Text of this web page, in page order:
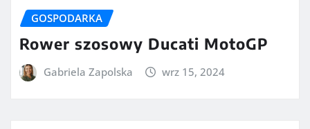
GOSPODARKA
Rower szosowy Ducati MotoGP
Gabriela Zapolska wrz 15, 2024